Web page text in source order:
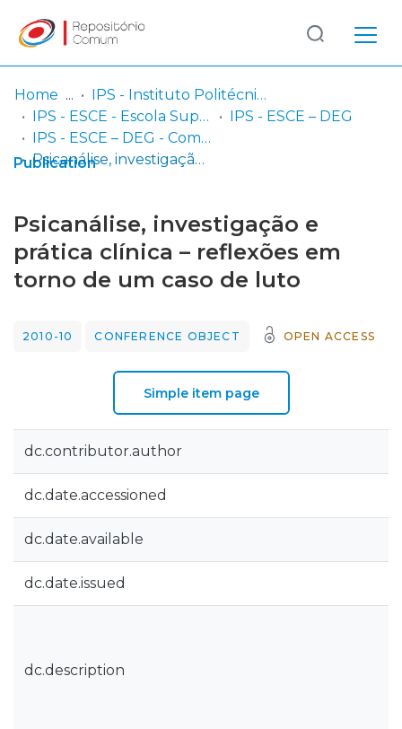
Communities
& Collections
Statistics
Log
In
(current)
Home
IPS - Instituto Politécnico de Setúbal
IPS - ESCE - Escola Superior de Ciências Empresariais
IPS - ESCE – DEG
IPS - ESCE – DEG - Comunicações em congressos
Psicanálise, investigação e prática clínica – reflexões em torno de um caso de luto
Publication
Psicanálise, investigação e
prática clínica – reflexões em
torno de um caso de luto
2010-10 CONFERENCE OBJECT OPEN ACCESS
Simple item page
dc.contributor.author
dc.date.accessioned
dc.date.available
dc.date.issued
dc.description